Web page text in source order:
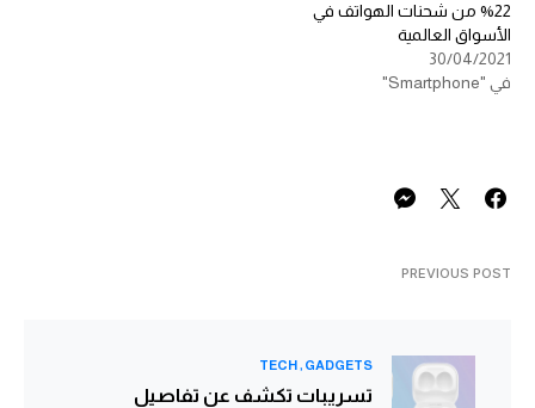
22% من شحنات الهواتف في
الأسواق العالمية
30/04/2021
في "Smartphone"
PREVIOUS POST
GADGETS
TECH
تسريبات تكشف عن تفاصيل